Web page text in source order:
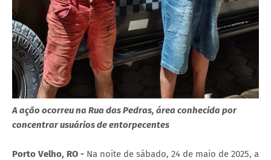
A ação ocorreu na Rua das Pedras, área conhecida por
concentrar usuários de entorpecentes
Porto Velho, RO - Na noite de sábado, 24 de maio de 2025, a